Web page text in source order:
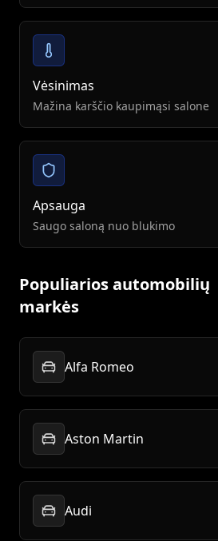
Vėsinimas
Mažina karščio kaupimąsi salone
Apsauga
Saugo saloną nuo blukimo
Populiarios automobilių
markės
Alfa Romeo
Aston Martin
Audi